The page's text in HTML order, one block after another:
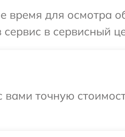
время для осмотра
в сервисный
точную